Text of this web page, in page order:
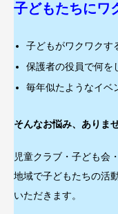
子どもたちにワ
子どもがワクワクす
保護者の役員で何を
毎年似たようなイベ
そんなお悩み、ありま
児童クラブ・子ども会
地域で子どもたちの活
いただきます。